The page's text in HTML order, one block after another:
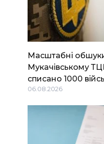
Масштабні
Мукачівському
списано 1000
06.08.2026